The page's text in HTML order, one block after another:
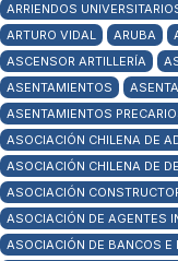
ARRIENDOS
ARTURO VIDAL
ARUBA
ASCENSOR ARTILLERÍA
ASENTAMIENTOS
ASENTAMIENTOS
ASOCIACIÓN CHILENA DE
ASOCIACIÓN CHILENA DE
ASOCIACIÓN
ASOCIACIÓN DE AGENTES
ASOCIACIÓN DE BANCOS E